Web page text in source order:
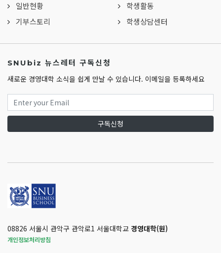
일반현황
기부스토리
학생활동
학생상담센터
SNUbiz 뉴스레터 구독신청
새로운 경영대학 소식을 쉽게 만날 수 있습니다. 이메일을 등록하세요
구독신청
08826 서울시 관악구 관악로1 서울대학교 경영대학(원)
개인정보처리방침